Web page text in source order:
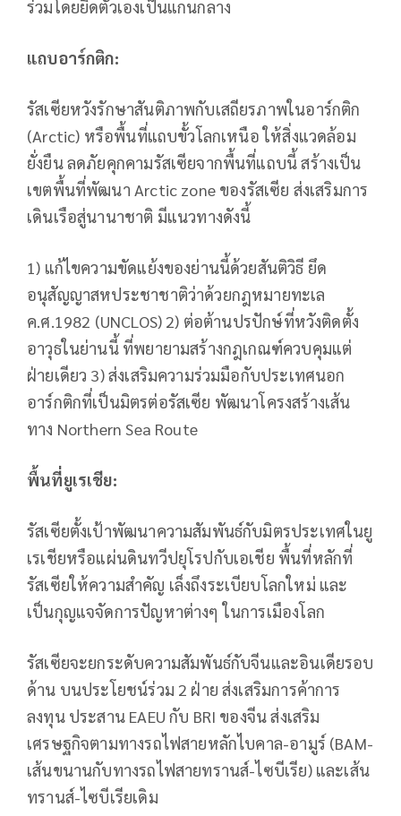
ร่วมโดยยึดตัวเองเป็นแกนกลาง
แถบอาร์กติก:
รัสเซียหวังรักษาสันติภาพกับเสถียรภาพในอาร์กติก
(Arctic) หรือพื้นที่แถบขั้วโลกเหนือ ให้สิ่งแวดล้อม
ยั่งยืน ลดภัยคุกคามรัสเซียจากพื้นที่แถบนี้ สร้างเป็น
เขตพื้นที่พัฒนา Arctic zone ของรัสเซีย ส่งเสริมการ
เดินเรือสู่นานาชาติ มีแนวทางดังนี้
1) แก้ไขความขัดแย้งของย่านนี้ด้วยสันติวิธี ยึด
อนุสัญญาสหประชาชาติว่าด้วยกฎหมายทะเล
ค.ศ.1982 (UNCLOS) 2) ต่อต้านปรปักษ์ที่หวังติดตั้ง
อาวุธในย่านนี้ ที่พยายามสร้างกฎเกณฑ์ควบคุมแต่
ฝ่ายเดียว 3) ส่งเสริมความร่วมมือกับประเทศนอก
อาร์กติกที่เป็นมิตรต่อรัสเซีย พัฒนาโครงสร้างเส้น
ทาง Northern Sea Route
พื้นที่ยูเรเชีย:
รัสเซียตั้งเป้าพัฒนาความสัมพันธ์กับมิตรประเทศในยู
เรเชียหรือแผ่นดินทวีปยุโรปกับเอเชีย พื้นที่หลักที่
รัสเซียให้ความสำคัญ เล็งถึงระเบียบโลกใหม่ และ
เป็นกุญแจจัดการปัญหาต่างๆ ในการเมืองโลก
รัสเซียจะยกระดับความสัมพันธ์กับจีนและอินเดียรอบ
ด้าน บนประโยชน์ร่วม 2 ฝ่าย ส่งเสริมการค้าการ
ลงทุน ประสาน EAEU กับ BRI ของจีน ส่งเสริม
เศรษฐกิจตามทางรถไฟสายหลักไบคาล-อามูร์ (BAM-
เส้นขนานกับทางรถไฟสายทรานส์-ไซบีเรีย) และเส้น
ทรานส์-ไซบีเรียเดิม